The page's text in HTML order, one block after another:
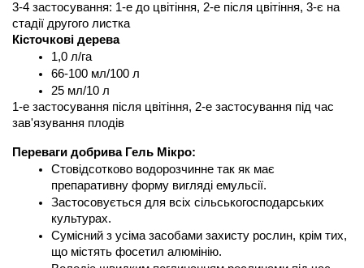
3-4 застосування: 1-е до цвітіння, 2-е після цвітіння, 3-є на
стадії другого листка
Кісточкові дерева
1,0 л/га
66-100 мл/100 л
25 мл/10 л
1-е застосування після цвітіння, 2-е застосування під час
зав'язування плодів
Переваги добрива Гель Мікро:
Стовідсотково водорозчинне так як має
препаративну форму вигляді емульсії.
Застосовується для всіх сільськогосподарських
культурах.
Сумісний з усіма засобами захисту рослин, крім тих,
що містять фосетил алюмінію.